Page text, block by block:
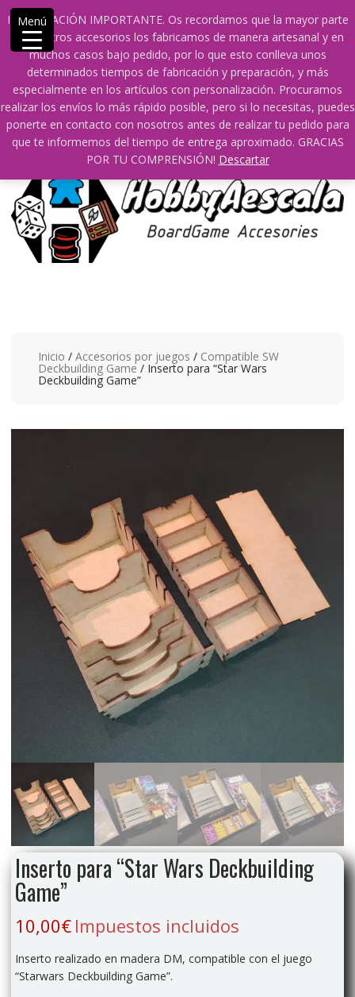
INFORMACIÓN IMPORTANTE. Os recordamos que la mayor parte
de nuestros accesorios los fabricamos de manera artesanal y en
muchos casos bajo pedido, por lo que esto conlleva unos
determinados tiempos de fabricación y preparación, y más
especialmente en los artículos con personalización. Procuramos
realizar los envíos lo más rápido posible, pero si lo necesitas, puedes
ponerte en contacto con nosotros antes de realizar tu pedido para
que te informemos del tiempo de entrega aproximado. GRACIAS
POR TU COMPRENSIÓN! Descartar
Saltar
contenido
609241475 SOLO DE 10:00 a 14:00
info@hobbyaescala.com
San Fernando de Henares
10:00 - 14:00
Mi cuenta
0 0
Inicio / Accesorios por juegos / Compatible SW
Deckbuilding Game / Inserto para “Star Wars
Deckbuilding Game”
Inserto para “Star Wars Deckbuilding
Game”
10,00€ Impuestos incluidos
Inserto realizado en madera DM, compatible con el juego
“Starwars Deckbuilding Game”.
Menú